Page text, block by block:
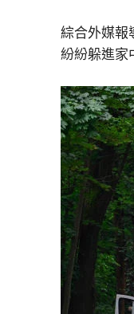
綜合外媒報
紛紛躲進家